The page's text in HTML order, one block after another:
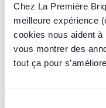
Chez La Première
meilleure expérience
cookies nous aident
vous montrer des
tout ça pour
Typologie de lots
Lot 1: Un studio de 23
Lot 2: Un studio de 25
: Un studio de 25
Lot 4: Un studio de 23
Lot 5 : Un studio de 25